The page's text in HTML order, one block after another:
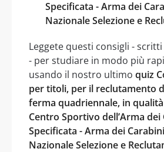
Specificata - Arma dei
Nazionale Selezione e
Leggete questi consigli -
- per studiare in modo più
usando il nostro ultimo quiz
per titoli, per il reclutamento
ferma quadriennale, in
Centro Sportivo dell’Arma
Specificata - Arma dei
Nazionale Selezione e